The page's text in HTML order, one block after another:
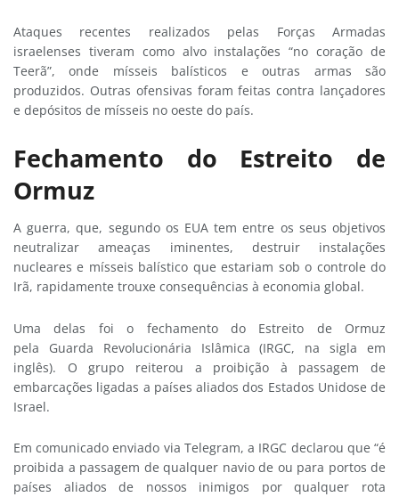
Ataques recentes realizados pelas Forças Armadas
israelenses tiveram como alvo instalações “no coração de
Teerã”, onde mísseis balísticos e outras armas são
produzidos. Outras ofensivas foram feitas contra lançadores
e depósitos de mísseis no oeste do país.
Fechamento do Estreito de
Ormuz
A guerra, que, segundo os EUA tem entre os seus objetivos
neutralizar ameaças iminentes, destruir instalações
nucleares e mísseis balístico que estariam sob o controle do
Irã, rapidamente trouxe consequências à economia global.
Uma delas foi o fechamento do Estreito de Ormuz
pela
Guarda Revolucionária Islâmica (IRGC, na sigla em
inglês).
O grupo reiterou a proibição à passagem de
embarcações ligadas a países aliados dos Estados Unidose de
Israel.
Em comunicado enviado via Telegram, a IRGC declarou que “é
proibida a passagem de qualquer navio de ou para portos de
países aliados de nossos inimigos por qualquer rota